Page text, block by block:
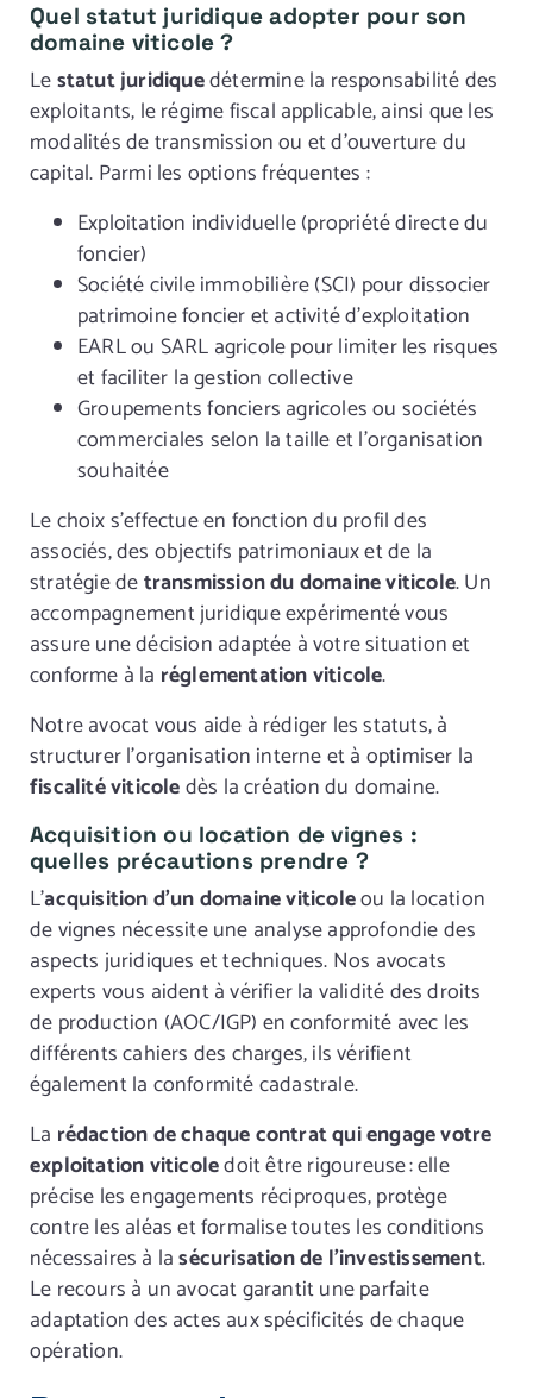
Quel statut juridique adopter pour son
domaine viticole ?
Lestatut juridiquedétermine la responsabilité des
exploitants, le régime fiscal applicable, ainsi que les
modalités de transmission ou et d’ouverture du
capital. Parmi les options fréquentes :
Exploitation individuelle (propriété directe du
foncier)
Société civile immobilière (SCI) pour dissocier
patrimoine foncier et activité d’exploitation
EARL ou SARL agricole pour limiter les risques
et faciliter la gestion collective
Groupements fonciers agricoles ou sociétés
commerciales selon la taille et l’organisation
souhaitée
Le choix s’effectue en fonction du profil des
associés, des objectifs patrimoniaux et de la
stratégie detransmission du domaine viticole. Un
accompagnement juridique expérimenté vous
assure une décision adaptée à votre situation et
conforme à la réglementation viticole.
Notre avocat vous aide à rédiger les statuts, à
structurer l’organisation interne et à optimiser la
fiscalité viticoledès la création du domaine.
Acquisition ou location de vignes :
quelles précautions prendre ?
L’acquisition d’un domaine viticoleou la location
de vignes nécessite une analyse approfondie des
aspects juridiques et techniques. Nos avocats
experts vous aident à vérifier la validité des droits
de production (AOC/IGP) en conformité avec les
différents cahiers des charges, ils vérifient
également la conformité cadastrale.
La rédaction de chaque contrat qui engage votre
exploitation viticoledoit être rigoureuse : elle
précise les engagements réciproques, protège
contre les aléas et formalise toutes les conditions
nécessaires à lasécurisation de l’investissement.
Le recours à un avocat garantit une parfaite
adaptation des actes aux spécificités de chaque
opération.